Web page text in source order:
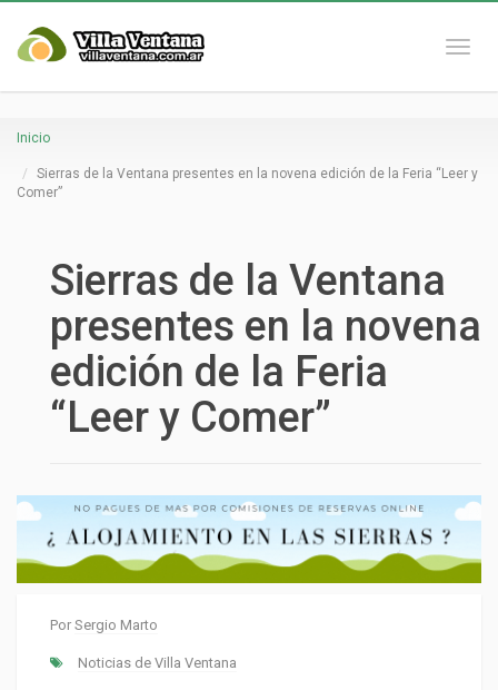
Inicio
Sierras de la Ventana presentes en la novena edición de la Feria “Leer y
Comer”
Sierras de la Ventana
presentes en la novena
edición de la Feria
“Leer y Comer”
Por Sergio Marto
Noticias de Villa Ventana